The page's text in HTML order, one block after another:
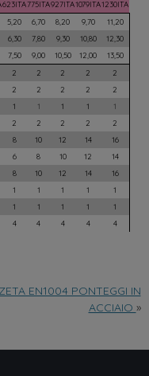
ZETA EN1004 PONTEGGI IN
ACCIAIO »